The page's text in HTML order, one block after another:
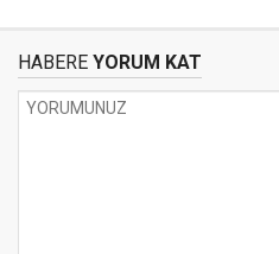
HABERE YORUM KAT